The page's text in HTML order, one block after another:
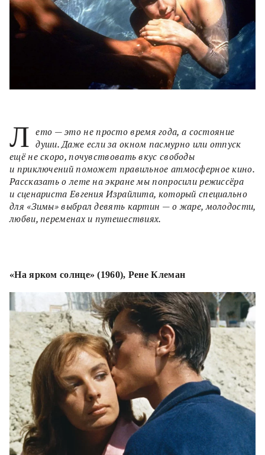
Л ето — это не просто время года, а состояние
души. Даже если за окном пасмурно или отпуск
ещё не скоро, почувствовать вкус свободы
и приключений поможет правильное атмосферное кино.
Рассказать о лете на экране мы попросили режиссёра
и сценариста Евгения Израйлита, который специально
для «Зимы» выбрал девять картин — о жаре, молодости,
любви, переменах и путешествиях.
«На ярком солнце» (1960), Рене Клеман